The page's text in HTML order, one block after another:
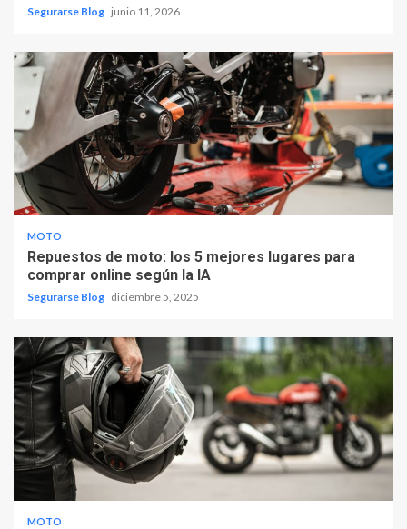
Segurarse Blog junio 11, 2026
MOTO
Repuestos de moto: los 5 mejores lugares para
comprar online según la IA
Segurarse Blog diciembre 5, 2025
MOTO